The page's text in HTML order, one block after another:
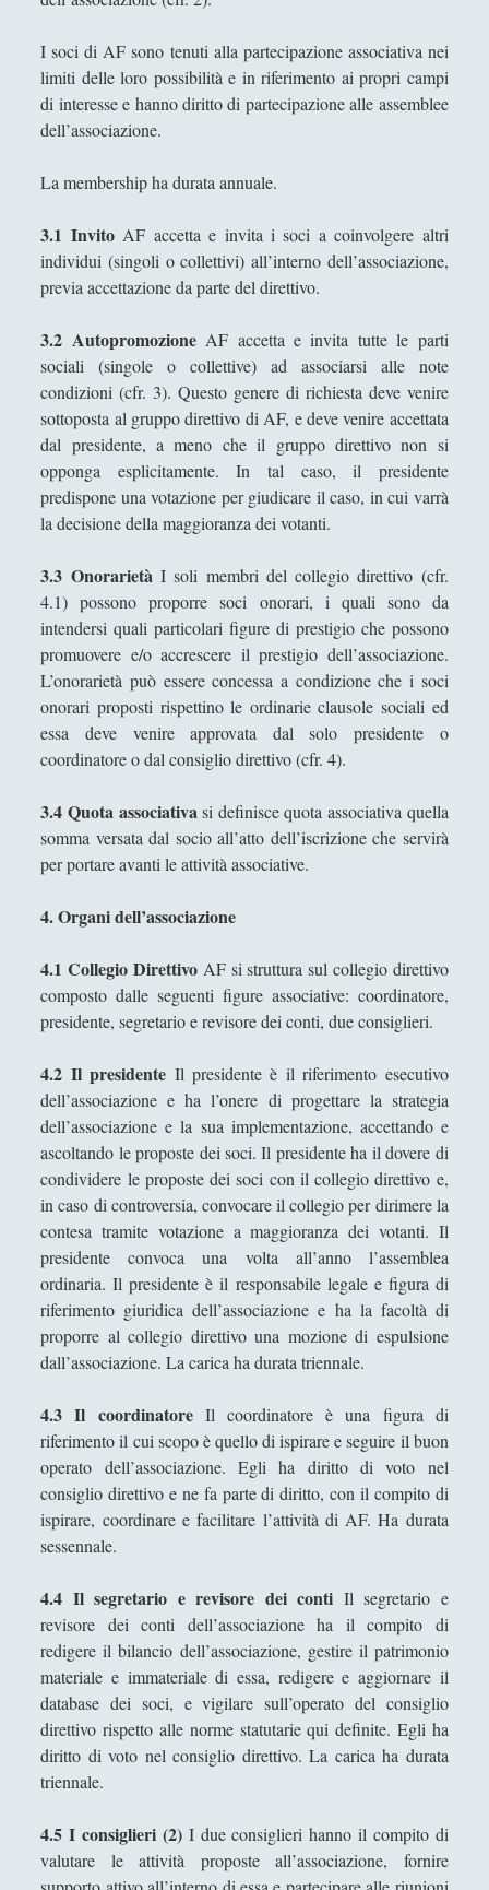
Federica Mazzocchini
Francesco Margoni
Francesco Marigo
Gaetano Barbella
Giada Salvati
Giangiuseppe Pili
Giorgio Della Rocca
Giovanni Ingrosso
Giuseppe Cacciatore
Giuseppe Ragunì
Guido Del Santo
Ivano E. Pollini
Linda Savelli
Massimo Fabi
Matteo Bucalossi
Michele Diodati
Paolo Ceola
Redazione
Robert Paul Wolff
Salvatore Magra
Sergio Pampanini
Stefano Bernini
Stefano Sabatini
Tullio Aebischer
Umberto Rossolini
Valeria Franco
Valerio Stagno
Wolfgang Francesco Pili
I soci di AF sono tenuti alla partecipazione associativa nei
limiti delle loro possibilità e in riferimento ai propri campi
di interesse e hanno diritto di partecipazione alle assemblee
dell’associazione.
La membership ha durata annuale.
3.1 InvitoAF accetta e invita i soci a coinvolgere altri
individui (singoli o collettivi) all’interno dell’associazione,
previa accettazione da parte del direttivo.
3.2 AutopromozioneAF accetta e invita tutte le parti
sociali (singole o collettive) ad associarsi alle note
condizioni (cfr. 3). Questo genere di richiesta deve venire
sottoposta al gruppo direttivo di AF, e deve venire accettata
dal presidente, a meno che il gruppo direttivo non si
opponga esplicitamente. In tal caso, il presidente
predispone una votazione per giudicare il caso, in cui varrà
la decisione della maggioranza dei votanti.
3.3 Onorarietà I soli membri del collegio direttivo (cfr.
4.1) possono proporre soci onorari, i quali sono da
intendersi quali particolari figure di prestigio che possono
promuovere e/o accrescere il prestigio dell’associazione.
L’onorarietà può essere concessa a condizione che i soci
onorari proposti rispettino le ordinarie clausole sociali ed
essa deve venire approvata dal solo presidente o
coordinatore o dal consiglio direttivo (cfr. 4).
3.4 Quota associativasi definisce quota associativa quella
somma versata dal socio all’atto dell’iscrizione che servirà
per portare avanti le attività associative.
4. Organi dell’associazione
4.1 Collegio Direttivo AF si struttura sul collegio direttivo
composto dalle seguenti figure associative: coordinatore,
presidente, segretario e revisore dei conti, due consiglieri.
4.2 Il presidente Il presidente è il riferimento esecutivo
dell’associazione e ha l’onere di progettare la strategia
dell’associazione e la sua implementazione, accettando e
ascoltando le proposte dei soci. Il presidente ha il dovere di
condividere le proposte dei soci con il collegio direttivo e,
in caso di controversia, convocare il collegio per dirimere la
contesa tramite votazione a maggioranza dei votanti. Il
presidente convoca una volta all’anno l’assemblea
ordinaria. Il presidente è il responsabile legale e figura di
riferimento giuridica dell’associazione e ha la facoltà di
proporre al collegio direttivo una mozione di espulsione
dall’associazione. La carica ha durata triennale.
4.3 Il coordinatore Il coordinatore è una figura di
riferimento il cui scopo è quello di ispirare e seguire il buon
operato dell’associazione. Egli ha diritto di voto nel
consiglio direttivo e ne fa parte di diritto, con il compito di
ispirare, coordinare e facilitare l’attività di AF. Ha durata
sessennale.
4.4 Il segretario e revisore dei conti Il segretario e
revisore dei conti dell’associazione ha il compito di
redigere il bilancio dell’associazione, gestire il patrimonio
materiale e immateriale di essa, redigere e aggiornare il
database dei soci, e vigilare sull’operato del consiglio
direttivo rispetto alle norme statutarie qui definite. Egli ha
diritto di voto nel consiglio direttivo. La carica ha durata
triennale.
4.5 I consiglieri (2) I due consiglieri hanno il compito di
valutare le attività proposte all’associazione, fornire